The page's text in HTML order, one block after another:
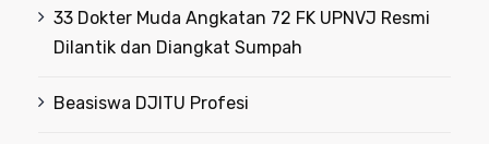
33 Dokter Muda Angkatan 72 FK UPNVJ Resmi
Dilantik dan Diangkat Sumpah
Beasiswa DJITU Profesi